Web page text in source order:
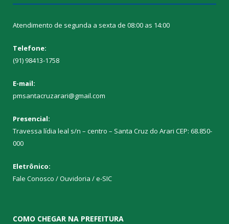
Atendimento de segunda a sexta de 08:00 as 14:00
Telefone:
(91) 98413-1758
E-mail:
pmsantacruzarari@gmail.com
Presencial:
Travessa lídia leal s/n – centro – Santa Cruz do Arari CEP: 68.850-
000
Eletrônico:
Fale Conosco / Ouvidoria / e-SIC
COMO CHEGAR NA PREFEITURA